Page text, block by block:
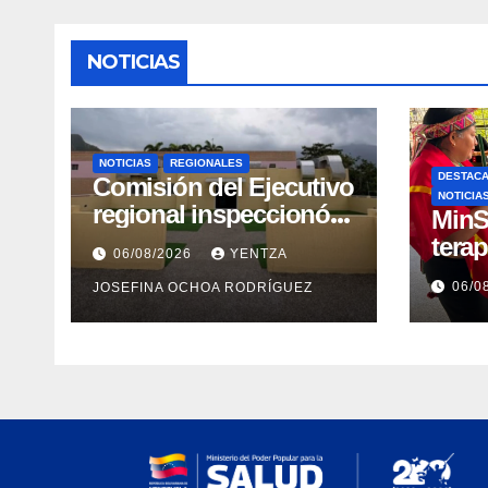
NOTICIAS
NOTICIAS REGIONALES
Comisión del Ejecutivo
regional inspeccionó
obras de recuperación
en la Maternidad
Integral Aragua
06/08/2026 YENTZA
JOSEFINA OCHOA RODRÍGUEZ 06/